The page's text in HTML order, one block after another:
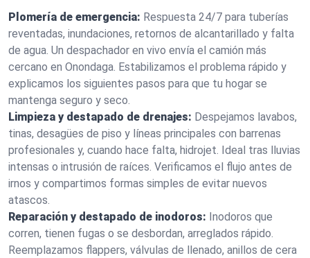
Plomería de emergencia: Respuesta 24/7 para tuberías
reventadas, inundaciones, retornos de alcantarillado y falta
de agua. Un despachador en vivo envía el camión más
cercano en Onondaga. Estabilizamos el problema rápido y
explicamos los siguientes pasos para que tu hogar se
mantenga seguro y seco.
Limpieza y destapado de drenajes: Despejamos lavabos,
tinas, desagües de piso y líneas principales con barrenas
profesionales y, cuando hace falta, hidrojet. Ideal tras lluvias
intensas o intrusión de raíces. Verificamos el flujo antes de
irnos y compartimos formas simples de evitar nuevos
atascos.
Reparación y destapado de inodoros: Inodoros que
corren, tienen fugas o se desbordan, arreglados rápido.
Reemplazamos flappers, válvulas de llenado, anillos de cera